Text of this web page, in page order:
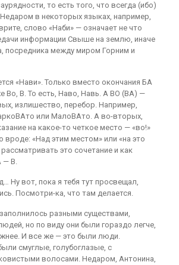
то есть того, что всегда (ибо)
в некоторых языках, например,
слово «Наби» — означает не что
информации Свыше на землю, иначе
посредника между миром Горним и
«Нави». Только вместо окончания БА
Во, В. То есть, Наво, Навь. А ВО (ВА) —
излишество, перебор. Например,
или МалоВАто. А во-вторых,
на какое-то четкое место — «во!»
вроде: «Над этим местом» или «на это
это сочетание и как
— В.
Ну вот, пока я тебя тут просвещал,
Посмотри-ка, что там делается.
разными существами,
но по виду они были гораздо легче,
И все же — это были люди.
смуглые, голубоглазые, с
волосами. Недаром, Антонина,